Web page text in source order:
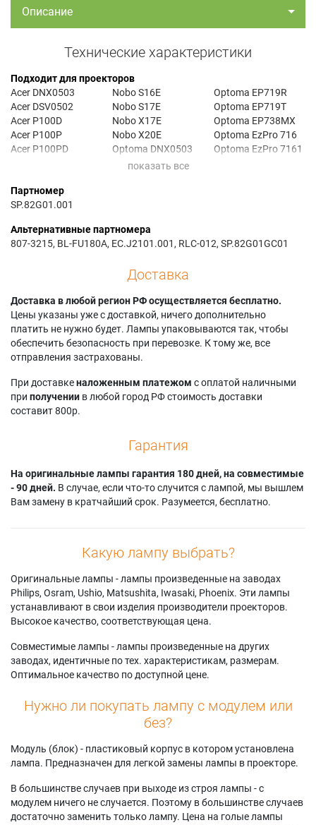
Описание
Технические характеристики
Подходит для проекторов
Acer DNX0503
Acer DSV0502
Acer P100D
Acer P100P
Acer P100PD
Acer P120D
Acer P120P
Acer PD100
Acer PD100D
Acer PD120
Acer PD120D
Acer PD120P
Acer PD120PD
Acer XD1170
Acer XD1250D
Acer XD1250P
Acer XD1270D
Nobo S16E
Nobo S17E
Nobo X17E
Nobo X20E
Optoma DNX0503
Optoma DS305
Optoma DX605R
Optoma DX720
Optoma EP716
Optoma EP7165
Optoma EP7169
Optoma EP716MX
Optoma EP716P
Optoma EP716R
Optoma EP719
Optoma EP7190
Optoma EP719P
Optoma EP719R
Optoma EP719T
Optoma EP738MX
Optoma EzPro 716
Optoma EzPro 7161
Optoma EzPro 719P
Optoma OP566
Optoma TS400
Optoma TX700
Optoma VE2ST
Roverlight Aurora
DX2200
Партномер
SP.82G01.001
Альтернативные партномера
807-3215, BL-FU180A, EC.J2101.001, RLC-012, SP.82G01GC01
Доставка
Доставка в любой регион РФ осуществляется бесплатно.
Цены указаны уже с доставкой, ничего дополнительно
платить не нужно будет. Лампы упаковываются так, чтобы
обеспечить безопасность при перевозке. К тому же, все
отправления застрахованы.
При доставкеналоженным платежом с оплатой наличными
при получении в любой город РФ стоимость доставки
составит 800р.
Гарантия
На оригинальные лампы гарантия 180 дней, на совместимые
- 90 дней. В случае, если что-то случится с лампой, мы вышлем
Вам замену в кратчайший срок. Разумеется, бесплатно.
Какую лампу выбрать?
Оригинальные лампы - лампы произведенные на заводах
Philips, Osram, Ushio, Matsushita, Iwasaki, Phoenix. Эти лампы
устанавливают в свои изделия производители проекторов.
Высокое качество, соответствующая цена.
Совместимые лампы - лампы произведенные на других
заводах, идентичные по тех. характеристикам, размерам.
Оптимальное качество по доступной цене.
Нужно ли покупать лампу с модулем или
без?
Модуль (блок) - пластиковый корпус в котором установлена
лампа. Предназначен для легкой замены лампы в проекторе.
В большинстве случаев при выходе из строя лампы - с
модулем ничего не случается. Поэтому в большинстве случаев
достаточно заменить только лампу. Цена на голые лампы